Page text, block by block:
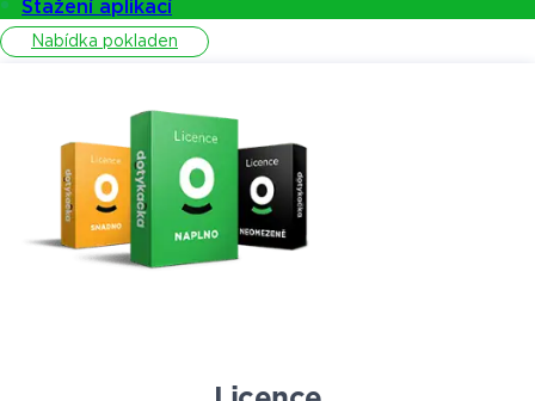
Stažení aplikací
Nabídka pokladen